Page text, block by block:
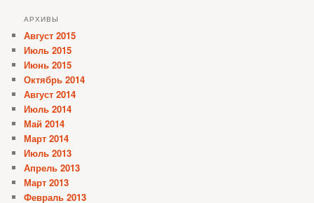
АРХИВЫ
Август 2015
Июль 2015
Июнь 2015
Октябрь 2014
Август 2014
Июль 2014
Май 2014
Март 2014
Июль 2013
Апрель 2013
Март 2013
Февраль 2013